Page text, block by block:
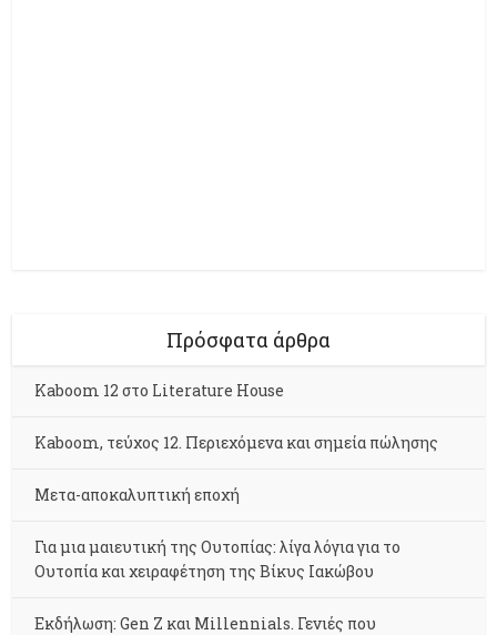
Πρόσφατα άρθρα
Kaboom 12 στο Literature House
Kaboom, τεύχος 12. Περιεχόμενα και σημεία πώλησης
Μετα-αποκαλυπτική εποχή
Για μια μαιευτική της Ουτοπίας: λίγα λόγια για το
Ουτοπία και χειραφέτηση της Βίκυς Ιακώβου
Εκδήλωση: Gen Z και Millennials. Γενιές που